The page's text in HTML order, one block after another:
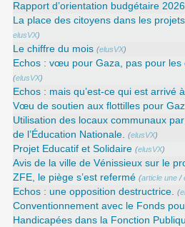
Rapport d’orientation budgétaire 2026
La place des citoyens dans les
elusVX)
Le chiffre du mois (elusVX)
Echos : vœu pour Gaza, pas pour
(elusVX)
Echos : mais qu’est-ce qui est arrivé
Vœu de soutien aux flottilles pour
Utilisation des locaux communaux
de l’Éducation Nationale. (elusVX)
Projet Educatif et Solidaire (elusVX)
Avis de la ville de Vénissieux sur le
ZFE, le piège s’est refermé (article une/
Echos : une opposition destructrice. (
Conventionnement avec le Fonds
Handicapées dans la Fonction